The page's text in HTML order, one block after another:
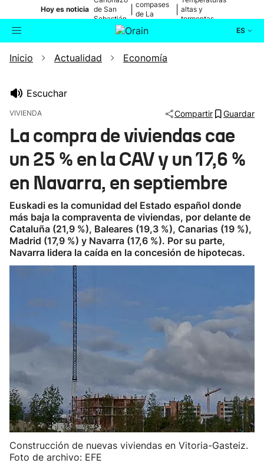
Hoy es noticia de San
Sebastián
compases
de La
altas y
tormentas
ES
Buscador Actualidad
Ikusmiran
Eguraldia
Inicio Actualidad Economía
Escuchar
VIVIENDA Compartir Guardar
La compra de viviendas cae
un 25 % en la CAV y un 17,6 %
en Navarra, en septiembre
Euskadi es la comunidad del Estado español donde
más baja la compraventa de viviendas, por delante de
Cataluña (21,9 %), Baleares (19,3 %), Canarias (19 %),
Madrid (17,9 %) y Navarra (17,6 %). Por su parte,
Navarra lidera la caída en la concesión de hipotecas.
Construcción de nuevas viviendas en Vitoria-Gasteiz.
Foto de archivo: EFE